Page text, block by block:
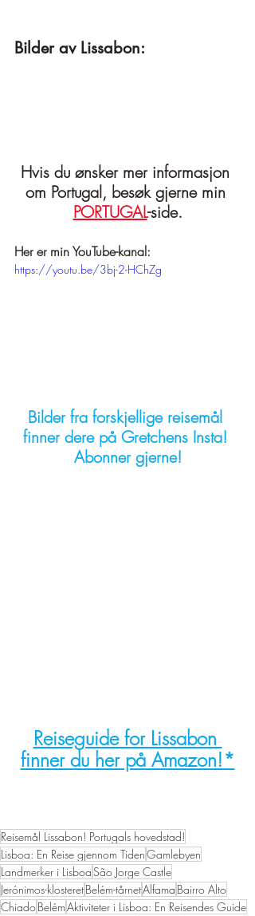
Bilder av Lissabon:
Hvis du ønsker mer informasjon
om Portugal, besøk gjerne min
PORTUGAL-side.
Her er min YouTube-kanal:
https://youtu.be/3bj-2-HChZg
Bilder fra forskjellige reisemål
finner dere på Gretchens Insta!
Abonner gjerne!
Reiseguide for Lissabon
finner du her på Amazon!*
Reisemål Lissabon! Portugals hovedstad!
Lisboa: En Reise gjennom TidenGamlebyen
Landmerker i LisboaSão Jorge Castle
Jerónimos-klosteretBelém-tårnetAlfama Bairro Alto
ChiadoBelémAktiviteter i Lisboa: En Reisendes Guide